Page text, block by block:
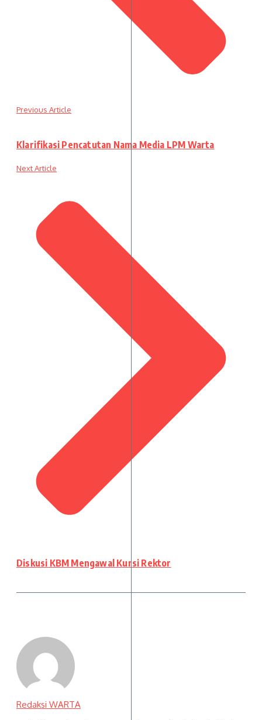
Previous Article
Klarifikasi Pencatutan Nama Media LPM Warta
Next Article
Diskusi KBM Mengawal Kursi Rektor
Redaksi WARTA